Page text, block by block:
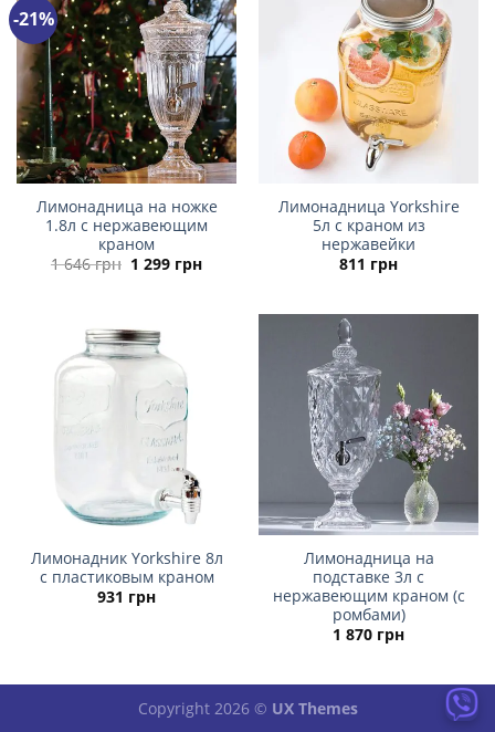
-21%
Лимонадница на ножке
1.8л с нержавеющим
краном
1 646грн Первоначальная
1 299 грнТекущая
Лимонадница Yorkshire
5л с краном из
нержавейки
811 грн
Лимонадник Yorkshire 8л
с пластиковым краном
931 грн
Лимонадница на
подставке 3л с
нержавеющим краном (с
ромбами)
1 870 грн
Copyright 2026 © UX Themes